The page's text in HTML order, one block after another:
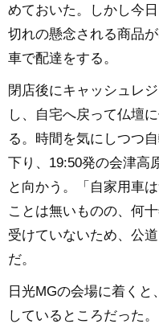
めておいた。しかし今
切れの懸念される商品
車で配達をする。
閉店後にキャッシュレ
し、自宅へ戻って仏壇
る。時間を気にしつつ
下り、19:50発の会津高
と向かう。「自家用車
ことは無いものの、何
受けていないため、公
だ。
日光MGの会場に着く
しているところだった